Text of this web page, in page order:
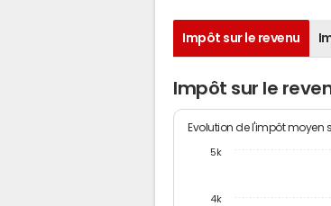
Impôt sur le revenu
Impôt sur le
Evolution de l'impôt moyen
4k
5k